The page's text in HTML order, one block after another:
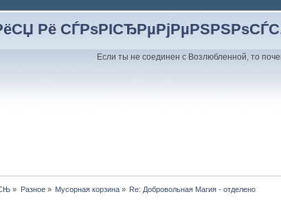
Рё
Если ты не соединен с Возлюбленной, то
» Разное» Мусорная корзина » Re: Добровольная Магия - отделено